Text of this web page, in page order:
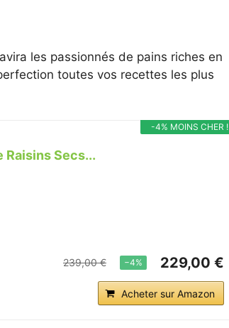
les passionnés de pains riches en
toutes vos recettes les plus
-4% MOINS CHER !
Raisins Secs...
239,00 € −4% 229,00 €
Acheter sur Amazon